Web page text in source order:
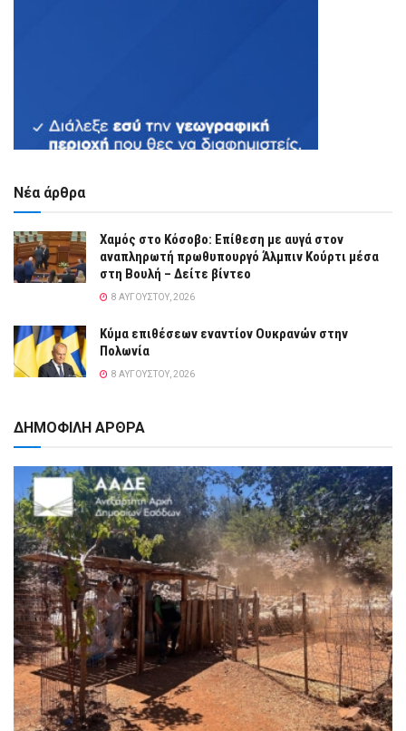
Νέα άρθρα
Χαμός στο Κόσοβο: Επίθεση με αυγά στον
αναπληρωτή πρωθυπουργό Άλμπιν Κούρτι μέσα
στη Βουλή – Δείτε βίντεο
8 ΑΥΓΟΎΣΤΟΥ, 2026
Κύμα επιθέσεων εναντίον Ουκρανών στην
Πολωνία
8 ΑΥΓΟΎΣΤΟΥ, 2026
ΔΗΜΟΦΙΛΗ ΑΡΘΡΑ